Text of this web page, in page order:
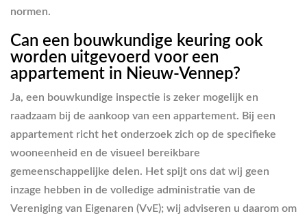
normen.
Can een bouwkundige keuring ook
worden uitgevoerd voor een
appartement in Nieuw-Vennep?
Ja, een bouwkundige inspectie is zeker mogelijk en
raadzaam bij de aankoop van een appartement. Bij een
appartement richt het onderzoek zich op de specifieke
wooneenheid en de visueel bereikbare
gemeenschappelijke delen. Het spijt ons dat wij geen
inzage hebben in de volledige administratie van de
Vereniging van Eigenaren (VvE); wij adviseren u daarom om